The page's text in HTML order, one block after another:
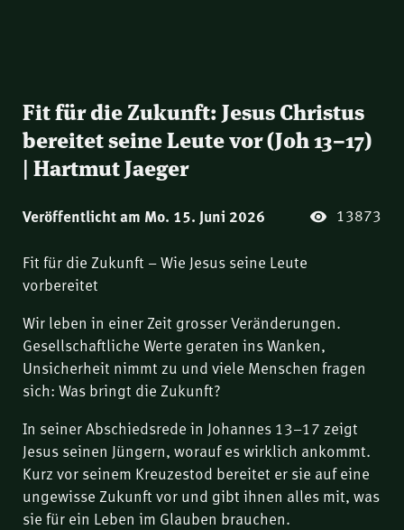
Fit für die Zukunft: Jesus Christus
bereitet seine Leute vor (Joh 13–17)
| Hartmut Jaeger
Veröffentlicht am Mo. 15. Juni 2026 13873
Fit für die Zukunft – Wie Jesus seine Leute
vorbereitet
Wir leben in einer Zeit grosser Veränderungen.
Gesellschaftliche Werte geraten ins Wanken,
Unsicherheit nimmt zu und viele Menschen fragen
sich: Was bringt die Zukunft?
In seiner Abschiedsrede in Johannes 13–17 zeigt
Jesus seinen Jüngern, worauf es wirklich ankommt.
Kurz vor seinem Kreuzestod bereitet er sie auf eine
ungewisse Zukunft vor und gibt ihnen alles mit, was
sie für ein Leben im Glauben brauchen.